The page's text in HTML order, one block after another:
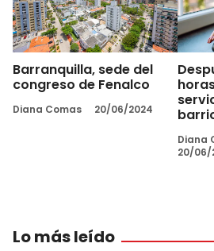
Barranquilla, sede del
congreso de Fenalco
Diana Comas 20/06/2024
Diana
20/06/
Lo más leído